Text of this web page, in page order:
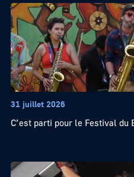
31 juillet 2026
C’est parti pour le Festival du